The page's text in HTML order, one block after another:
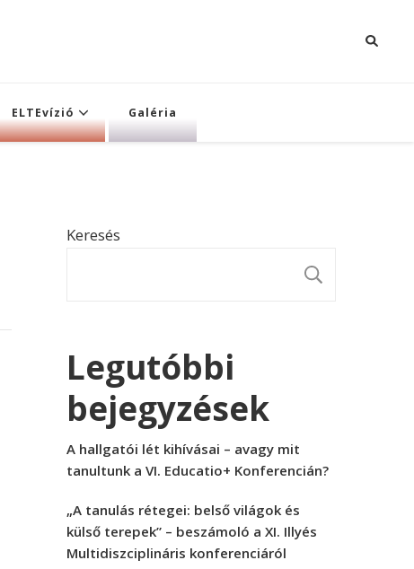
ELTEvízió Galéria
Keresés
Legutóbbi
bejegyzések
A hallgatói lét kihívásai – avagy mit
tanultunk a VI. Educatio+ Konferencián?
„A tanulás rétegei: belső világok és
külső terepek” – beszámoló a XI. Illyés
Multidiszciplináris konferenciáról